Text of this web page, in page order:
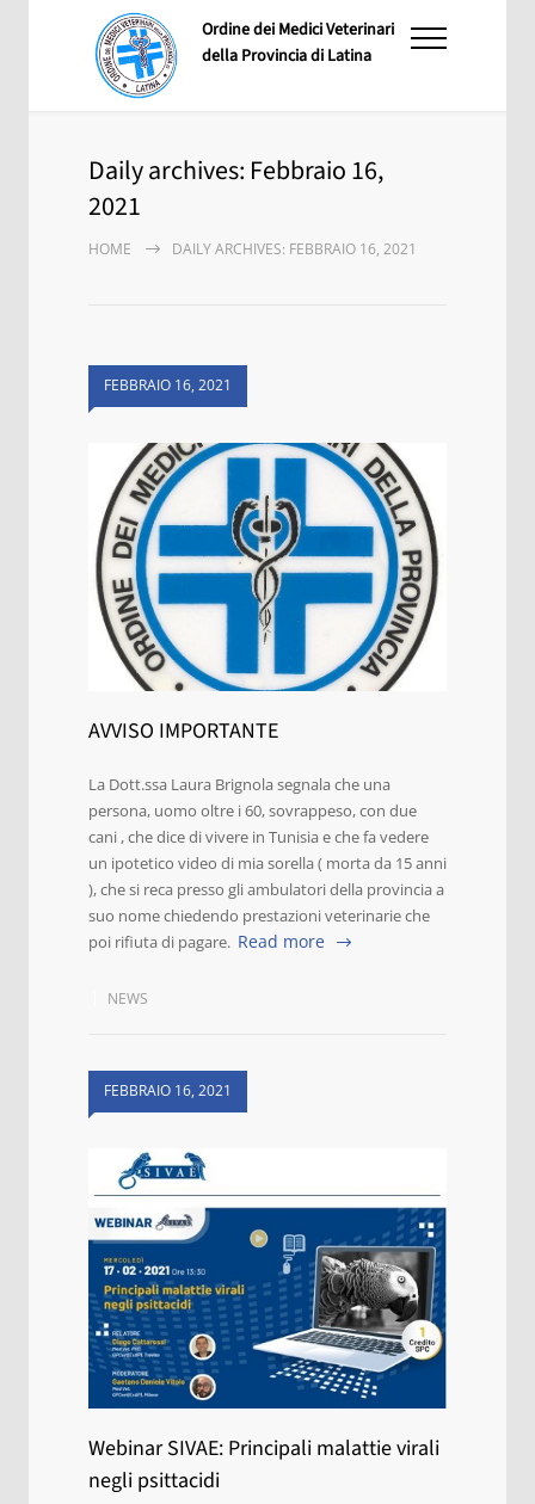
Ordine dei Medici Veterinari
della Provincia di Latina
Daily archives: Febbraio 16,
2021
HOME DAILY ARCHIVES: FEBBRAIO 16, 2021
FEBBRAIO 16, 2021
AVVISO IMPORTANTE
La Dott.ssa Laura Brignola segnala che una
persona, uomo oltre i 60, sovrappeso, con due
cani , che dice di vivere in Tunisia e che fa vedere
un ipotetico video di mia sorella ( morta da 15 anni
), che si reca presso gli ambulatori della provincia a
suo nome chiedendo prestazioni veterinarie che
poi rifiuta di pagare. Read more
NEWS
FEBBRAIO 16, 2021
Webinar SIVAE: Principali malattie virali
negli psittacidi